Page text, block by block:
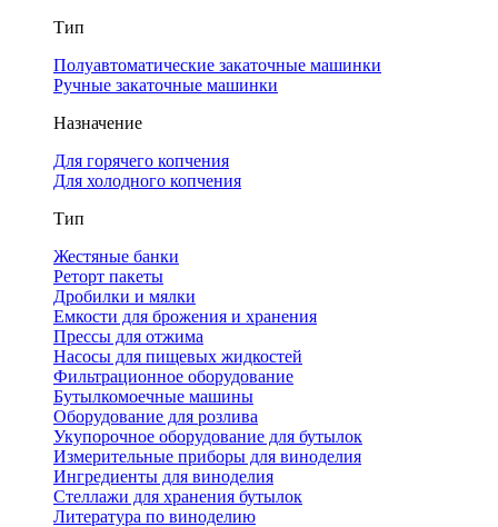
Тип
Полуавтоматические закаточные машинки
Ручные закаточные машинки
Назначение
Для горячего копчения
Для холодного копчения
Тип
Жестяные банки
Реторт пакеты
Дробилки и мялки
Емкости для брожения и хранения
Прессы для отжима
Насосы для пищевых жидкостей
Фильтрационное оборудование
Бутылкомоечные машины
Оборудование для розлива
Укупорочное оборудование для бутылок
Измерительные приборы для виноделия
Ингредиенты для виноделия
Стеллажи для хранения бутылок
Литература по виноделию